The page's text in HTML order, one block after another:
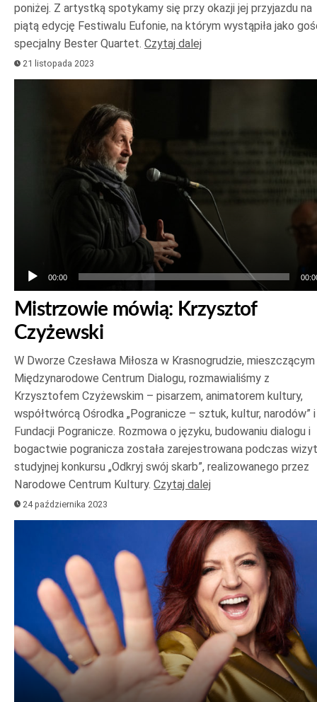
poniżej. Z artystką spotykamy się przy okazji jej przyjazdu na
piątą edycję Festiwalu Eufonie, na którym wystąpiła jako
specjalny Bester Quartet. Czytaj dalej
21 listopada 2023
dźwiękowych
00:00
Mistrzowie mówią: Krzysztof
Czyżewski
W Dworze Czesława Miłosza w Krasnogrudzie, mieszczącym
Międzynarodowe Centrum Dialogu, rozmawialiśmy z
Krzysztofem Czyżewskim – pisarzem, animatorem kultury,
współtwórcą Ośrodka „Pogranicze – sztuk, kultur, narodów” i
Fundacji Pogranicze. Rozmowa o języku, budowaniu dialogu i
bogactwie pogranicza została zarejestrowana podczas
studyjnej konkursu „Odkryj swój skarb”, realizowanego przez
Narodowe Centrum Kultury. Czytaj dalej
24 października 2023
dźwiękowych